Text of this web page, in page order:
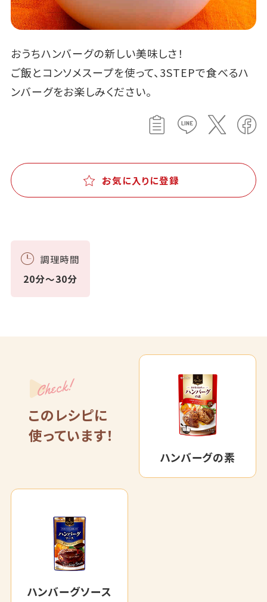
おうちハンバーグの新しい美味しさ！
ご飯とコンソメスープを使って、3STEPで食べるハ
ンバーグをお楽しみください。
お気に入りに登録
調理時間
20分～30分
Check!
このレシピに
使っています！
ハンバーグの素
ハンバーグソース